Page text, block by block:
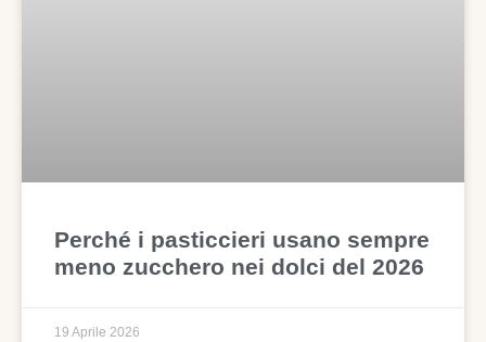
Perché i pasticcieri usano sempre
meno zucchero nei dolci del 2026
19 Aprile 2026